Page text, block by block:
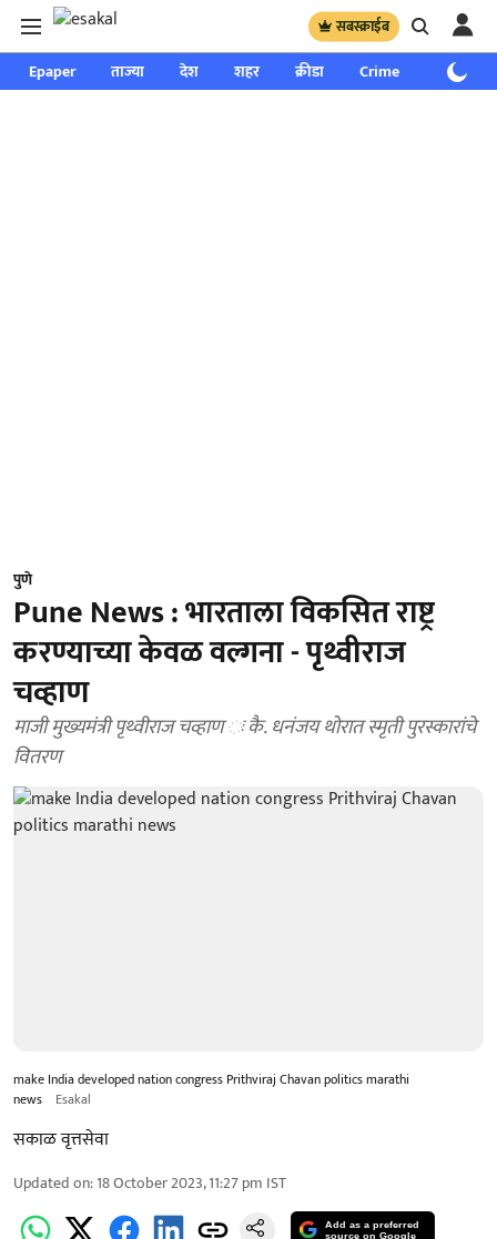
सबस्क्राईब
Epaper ताज्या देश शहर क्रीडा Crime साप्ताहिक
पुणे
Pune News : भारताला विकसित राष्ट्र
करण्याच्या केवळ वल्गना - पृथ्वीराज
चव्हाण
माजी मुख्यमंत्री पृथ्वीराज चव्हाण ः कै. धनंजय थोरात स्मृती पुरस्कारांचे
वितरण
make India developed nation congress Prithviraj Chavan politics marathi
news
Esakal
सकाळ वृत्तसेवा
Updated on:18 October 2023, 11:27 pm IST
Add as a preferred
source on Google